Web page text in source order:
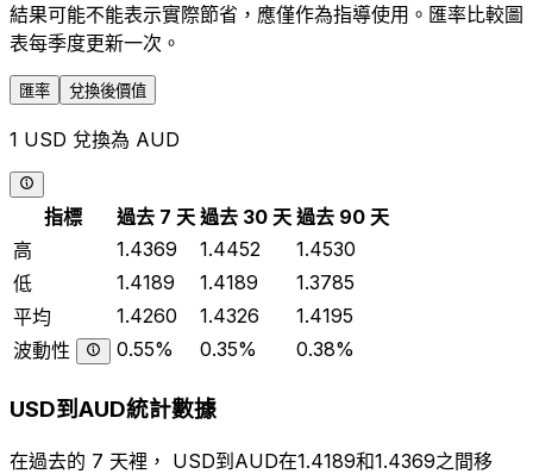
結果可能不能表示實際節省，應僅作為指導使用。匯率比較圖
表每季度更新一次。
匯率 兌換後價值
1 USD 兌換為 AUD
指標 過去 7 天 過去 30 天 過去 90 天
高
1.4369 1.4452
1.4530
低
1.4189 1.4189
1.3785
平均
1.4260 1.4326
1.4195
波動性
0.55% 0.35% 0.38%
USD到AUD統計數據
在過去的 7 天裡， USD到AUD在1.4189和1.4369之間移